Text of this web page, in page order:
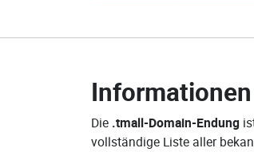
Die .tmall-Domain-Endung
vollständige Liste aller